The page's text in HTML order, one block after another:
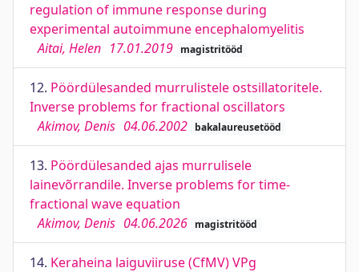
regulation of immune response during
experimental autoimmune encephalomyelitis
Aitai, Helen 17.01.2019 magistritööd
12. Pöördülesanded murrulistele ostsillatoritele.
Inverse problems for fractional oscillators
Akimov, Denis 04.06.2002 bakalaureusetööd
13. Pöördülesanded ajas murrulisele
lainevõrrandile. Inverse problems for time-
fractional wave equation
Akimov, Denis 04.06.2026 magistritööd
14. Keraheina laiguviiruse (CfMV) VPg